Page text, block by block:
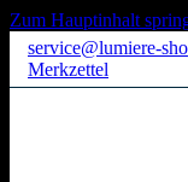
Zum Hauptinhalt
service@lumiere-
Merkzettel